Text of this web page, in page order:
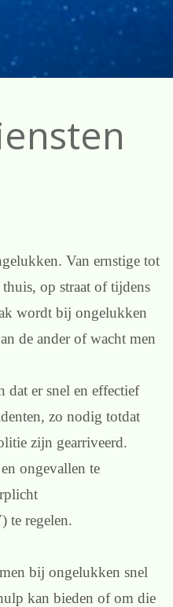
Van ernstige tot
op straat of tijdens
wordt bij ongelukken
de ander of wacht men
dat er snel en effectief
zo nodig totdat
zijn gearriveerd.
ongevallen te
te regelen.
bij ongelukken snel
kan bieden of om die